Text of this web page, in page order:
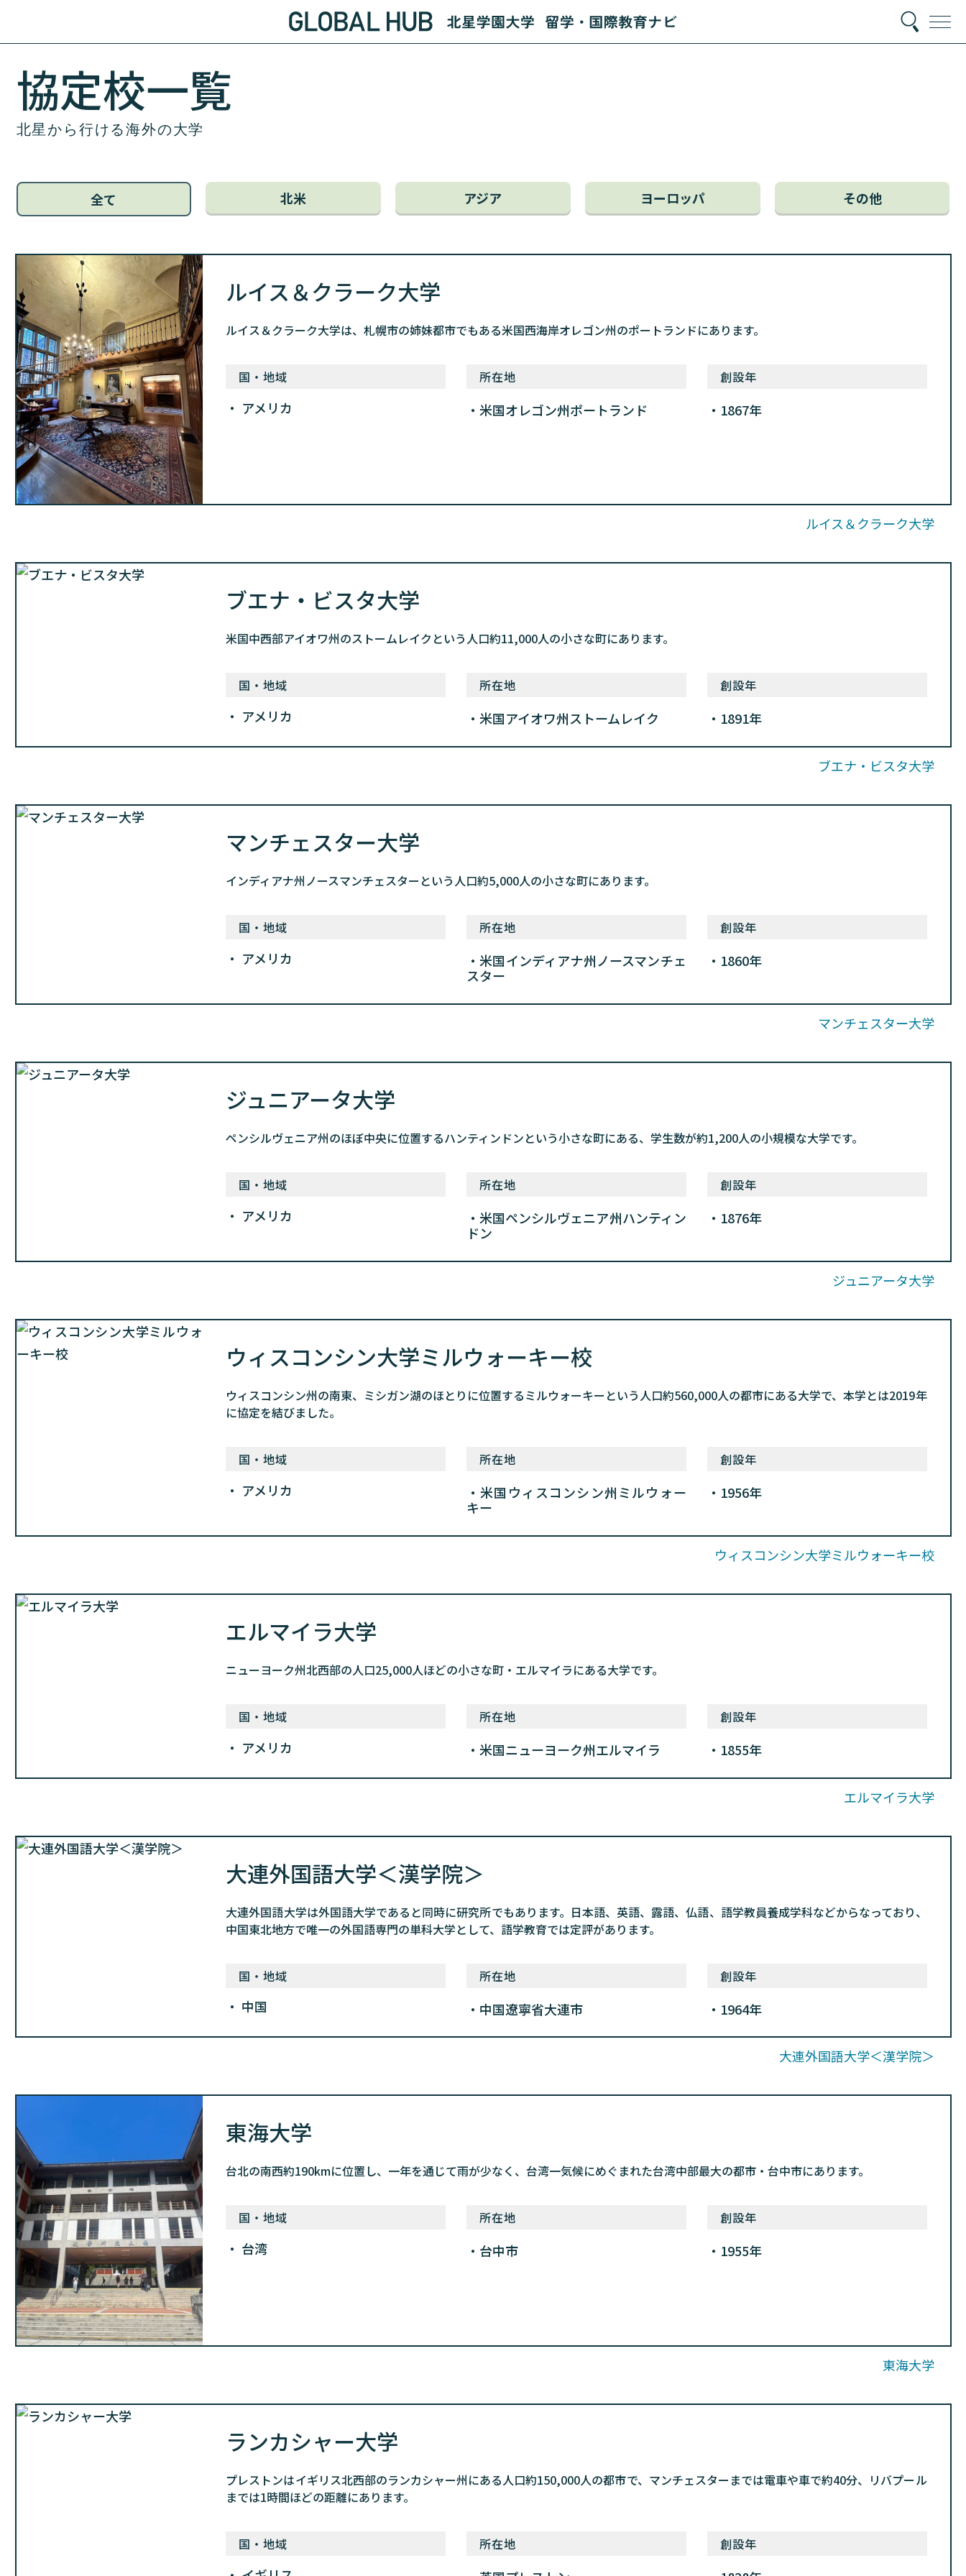
協定校一覧
北星から行ける海外の大学
全て 北米 アジア ヨーロッパ その他
ルイス＆クラーク大学
ルイス＆クラーク大学は、札幌市の姉妹都市でもある米国西海岸オレゴン州のポートランドにあります。
国・地域
アメリカ
所在地
米国オレゴン州ポートランド
創設年
1867年
ルイス＆クラーク大学
ブエナ・ビスタ大学
米国中西部アイオワ州のストームレイクという人口約11,000人の小さな町にあります。
国・地域
アメリカ
所在地
米国アイオワ州ストームレイク
創設年
1891年
ブエナ・ビスタ大学
マンチェスター大学
インディアナ州ノースマンチェスターという人口約5,000人の小さな町にあります。
国・地域
アメリカ
所在地
米国インディアナ州ノースマンチェ
スター
創設年
1860年
マンチェスター大学
ジュニアータ大学
ペンシルヴェニア州のほぼ中央に位置するハンティンドンという小さな町にある、学生数が約1,200人の小規模な大学です。
国・地域
アメリカ
所在地
米国ペンシルヴェニア州ハンティン
ドン
創設年
1876年
ジュニアータ大学
ウィスコンシン大学ミルウォーキー校
ウィスコンシン州の南東、ミシガン湖のほとりに位置するミルウォーキーという人口約560,000人の都市にある大学で、本学とは2019年
に協定を結びました。
国・地域
アメリカ
所在地
米国ウィスコンシン州ミルウォー
キー
創設年
1956年
ウィスコンシン大学ミルウォーキー校
エルマイラ大学
ニューヨーク州北西部の人口25,000人ほどの小さな町・エルマイラにある大学です。
国・地域
アメリカ
所在地
米国ニューヨーク州エルマイラ
創設年
1855年
エルマイラ大学
大連外国語大学＜漢学院＞
大連外国語大学は外国語大学であると同時に研究所でもあります。日本語、英語、露語、仏語、語学教員養成学科などからなっており、
中国東北地方で唯一の外国語専門の単科大学として、語学教育では定評があります。
国・地域
中国
所在地
中国遼寧省大連市
創設年
1964年
大連外国語大学＜漢学院＞
東海大学
台北の南西約190kmに位置し、一年を通じて雨が少なく、台湾一気候にめぐまれた台湾中部最大の都市・台中市にあります。
国・地域
台湾
所在地
台中市
創設年
1955年
東海大学
ランカシャー大学
プレストンはイギリス北西部のランカシャー州にある人口約150,000人の都市で、マンチェスターまでは電車や車で約40分、リバプール
までは1時間ほどの距離にあります。
国・地域 所在地 創設年